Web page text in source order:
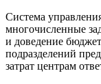
Система
многочисленные
и доведение
подразделений
затрат центрам